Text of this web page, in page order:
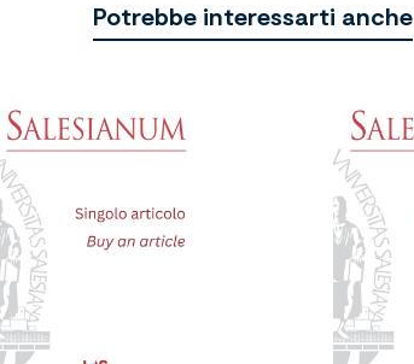
Potrebbe interessarti anche